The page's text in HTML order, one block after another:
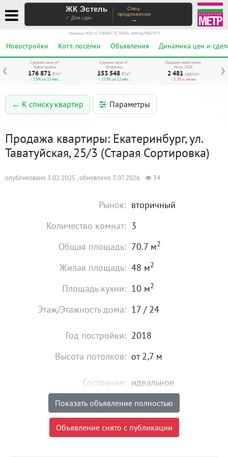
ЖК Эстель
✓ Дом сдан
Спец-
предложение
→
Реклама. ООО «СЗ ИНВЕСТСТРОЙ», ИНН 6678067973
Новостройки Котт. посёлки Объявления Динамика цен и
❮ ❯
Средняя цена м²
Новостройки
176 871 ₽/м²
↑ 7,5% за 12 мес.
Средняя цена м²
Вторичка
153 548 ₽/м²
↑ 17,9% за 12 мес.
Продажи новостроек
Июль 2026
2 481 сделок
↓ 5,3% к июню
← К списку квартир Параметры
Продажа квартиры: Екатеринбург, ул.
Таватуйская, 25/3 (Старая Сортировка)
опубликовано 3.02.2025 , обновлено 3.07.2026 34
Рынок: вторичный
Количество комнат: 3
Общая площадь: 70.7 м2
Жилая площадь: 48 м2
Площадь кухни: 10 м2
Этаж/Этажность дома: 17 / 24
Год постройки: 2018
Высота потолков: от 2,7 м
Состояние: идеальное
Мебель: есть
Цена: 9 500 000
Показать объявление полностью
Объявление снято с публикации